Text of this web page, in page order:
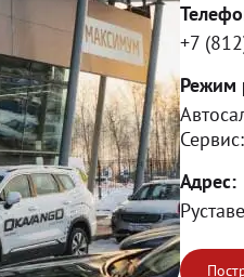
+7
Режим
Сервис:
Адрес: